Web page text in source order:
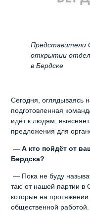
Представители
открытии
в Бердске
Сегодня, оглядываясь
подготовленная
идёт к людям,
предложения для
— А кто пойдёт от
Бердска?
— Пока не буду
так: от нашей партии в
которые на
общественной